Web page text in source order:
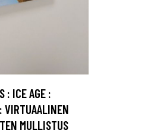
: ICE AGE :
VIRTUAALINEN
MULLISTUS